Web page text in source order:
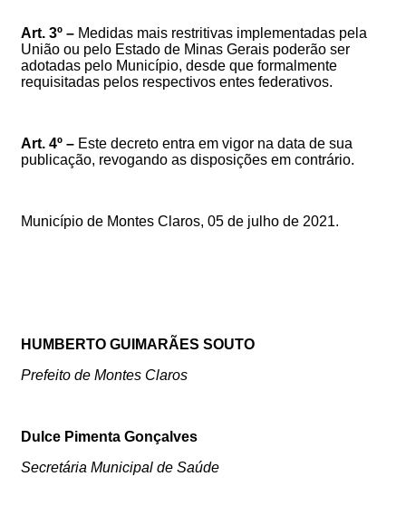
Art. 3º – Medidas mais restritivas implementadas pela
União ou pelo Estado de Minas Gerais poderão ser
adotadas pelo Município, desde que formalmente
requisitadas pelos respectivos entes federativos.
Art. 4º – Este decreto entra em vigor na data de sua
publicação, revogando as disposições em contrário.
Município de Montes Claros, 05 de julho de 2021.
HUMBERTO GUIMARÃES SOUTO
Prefeito de Montes Claros
Dulce Pimenta Gonçalves
Secretária Municipal de Saúde